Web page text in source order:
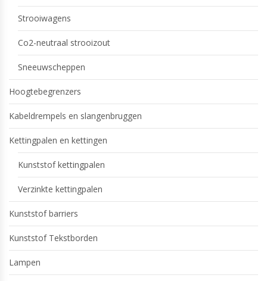
Strooiwagens
Co2-neutraal strooizout
Sneeuwscheppen
Hoogtebegrenzers
Kabeldrempels en slangenbruggen
Kettingpalen en kettingen
Kunststof kettingpalen
Verzinkte kettingpalen
Kunststof barriers
Kunststof Tekstborden
Lampen